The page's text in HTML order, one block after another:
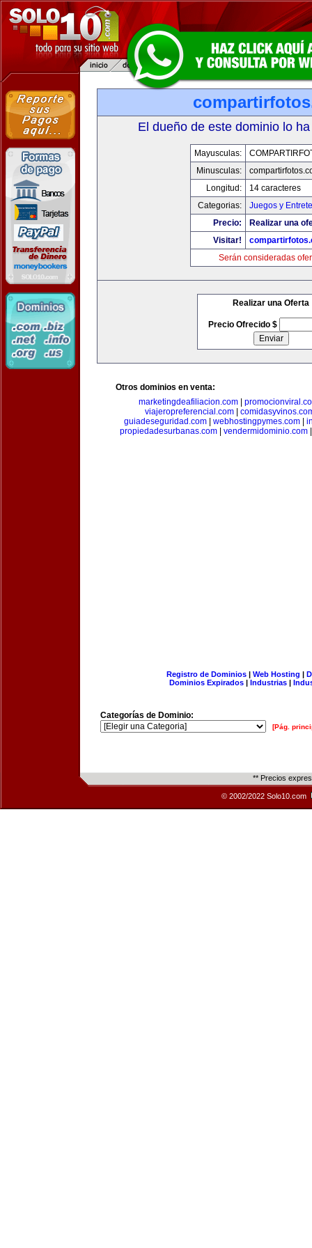
El dueño de este dominio lo
Mayusculas:
Minusculas:
Longitud:
14 caracteres
Categorias:
Juegos y
Precio:
Realizar una
Visitar!
Serán consideradas
Realizar una Oferta
Precio Ofrecido $
Otros dominios en venta:
marketingdeafiliacion.com|
viajeropreferencial.com
guiadeseguridad.com| webhostingpymes.com|
propiedadesurbanas.com
vendermidominio.com
Registro de Dominios| Web Hosting |
Dominios Expirados | Industrias |
Categorías de Dominio:
[Pág.
** Precios
© 2002/2022 Solo10.com